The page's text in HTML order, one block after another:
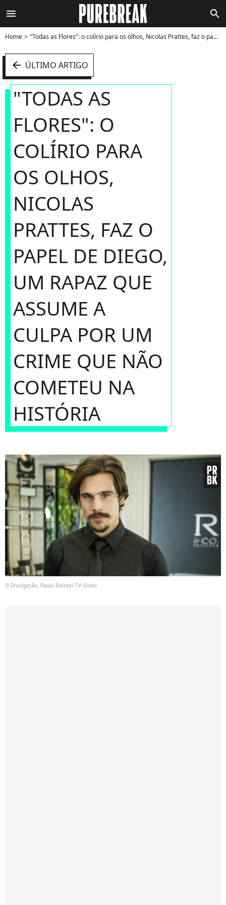
menu search
Home "Todas as Flores": o colírio para os olhos, Nicolas Prattes, faz o papel de Diego, um rapaz que assume a culpa por um crime que não cometeu na história - Foto
arrow_left ÚLTIMO ARTIGO
"TODAS AS
FLORES": O
COLÍRIO PARA
OS OLHOS,
NICOLAS
PRATTES, FAZ O
PAPEL DE DIEGO,
UM RAPAZ QUE
ASSUME A
CULPA POR UM
CRIME QUE NÃO
COMETEU NA
HISTÓRIA
© Divulgação, Paulo Belote/ TV Globo